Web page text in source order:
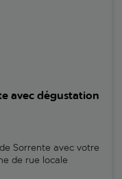
avec dégustation
Sorrente avec votre
de rue locale